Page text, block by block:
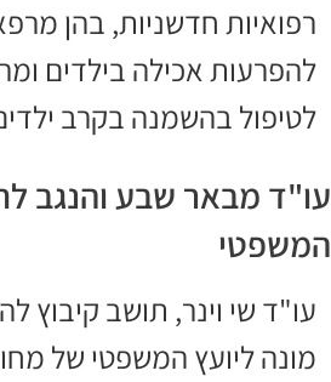
רפואיות חדשניות, בהן
להפרעות אכילה בילדים
לטיפול בהשמנה בקרב
עו"ד מבאר שבע והנגב
המשפטי
עו"ד שי וינר, תושב קיבוץ
מונה ליועץ המשפטי של